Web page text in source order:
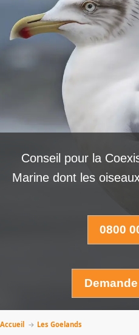
Conseil pour la
Marine dont les
0800
Accueil Les Goelands